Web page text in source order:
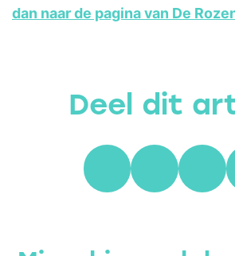
dan naar de pagina van De
Deel dit